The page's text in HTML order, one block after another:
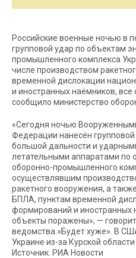
Российские военные ночью в
групповой удар по объектам
промышленного комплекса
числе производством
временной дислокации
и иностранных наёмников,
сообщило министерство
«Сегодня ночью
Федерации нанесён
большой дальности и
летательными аппаратами по
оборонно-промышленного
осуществлявшим
ракетного вооружения, а
БПЛА, пунктам временной
формирований и иностранных
объекты поражены», —
ведомства.»Будет хуже». В
Украине из-за Курской области
Источник: РИА Новости